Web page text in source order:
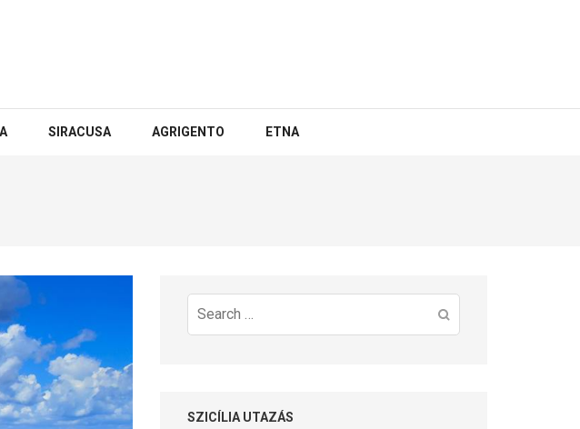
SIRACUSA AGRIGENTO ETNA
Search
for:
SZICÍLIA UTAZÁS